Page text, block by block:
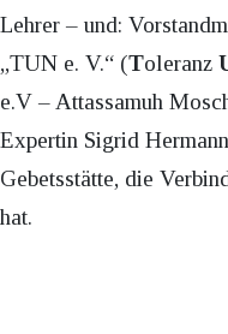
Lehrer – und:
„TUN e. V.“ (Toleranz
e.V – Attassamuh
Expertin Sigrid
Gebetsstätte, die
hat.